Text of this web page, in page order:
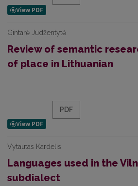
Gintarė Judžentytė
Review of semantic
of place in Lithuanian
PDF
Vytautas Kardelis
Languages used in the
subdialect